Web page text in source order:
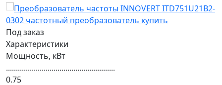
Под заказ
Характеристики
Мощность, кВт
.......................................................
0.75